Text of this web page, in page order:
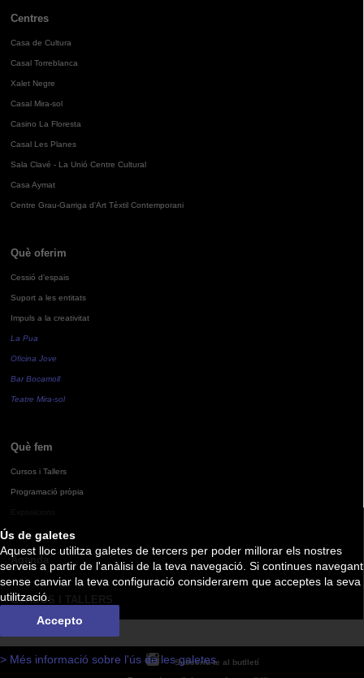
Ús de galetes
Aquest lloc utilitza galetes de tercers per poder millorar els nostres
serveis a partir de l'anàlisi de la teva navegació. Si continues navegant
sense canviar la teva configuració considerarem que acceptes la seva
utilització.
Accepto
> Més informació sobre l'ús de les galetes
Centres
Casa de Cultura
Casal Torreblanca
Xalet Negre
Casal Mira-sol
Casino La Floresta
Casal Les Planes
Sala Clavé - La Unió Centre Cultural
Casa Aymat
Centre Grau-Garriga d'Art Tèxtil Contemporani
Què oferim
Cessió d'espais
Suport a les entitats
Impuls a la creativitat
La Pua
Oficina Jove
Bar Bocamoll
Teatre Mira-sol
Què fem
Cursos i Tallers
Programació pròpia
Agenda
CURSOS I TALLERS
Subscriu-te al butlletí